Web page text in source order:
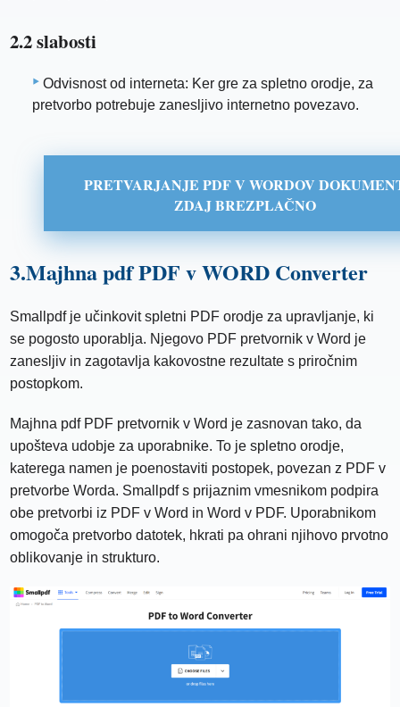
2.2 slabosti
Odvisnost od interneta: Ker gre za spletno orodje, za
pretvorbo potrebuje zanesljivo internetno povezavo.
PRETVARJANJE PDF V WORDOV
ZDAJ BREZPLAČNO
3.Majhna pdf PDF v WORD Converter
Smallpdf je učinkovit spletni PDF orodje za upravljanje, ki
se pogosto uporablja. Njegovo PDF pretvornik v Word je
zanesljiv in zagotavlja kakovostne rezultate s priročnim
postopkom.
Majhna pdf PDF pretvornik v Word je zasnovan tako, da
upošteva udobje za uporabnike. To je spletno orodje,
katerega namen je poenostaviti postopek, povezan z PDF v
pretvorbe Worda. Smallpdf s prijaznim vmesnikom podpira
obe pretvorbi iz PDF v Word in Word v PDF. Uporabnikom
omogoča pretvorbo datotek, hkrati pa ohrani njihovo prvotno
oblikovanje in strukturo.